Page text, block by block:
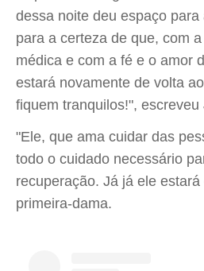
dessa noite deu espaço
para a certeza de que, com
médica e com a fé e o amor
estará novamente de volta
fiquem tranquilos!", escreveu
"Ele, que ama cuidar das
todo o cuidado necessário
recuperação. Já já ele
primeira-dama.